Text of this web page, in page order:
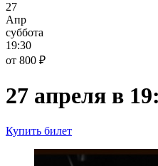
27
Апр
суббота
19:30
от 800 ₽
27 апреля в
Купить билет